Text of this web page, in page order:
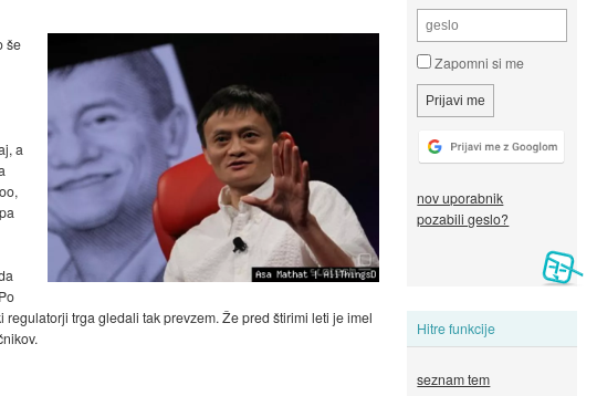
Zapomni si me
nov uporabnik
pozabili geslo?
Hitre funkcije
seznam tem
še
a
trga gledali tak prevzem. Že pred štirimi leti je imel